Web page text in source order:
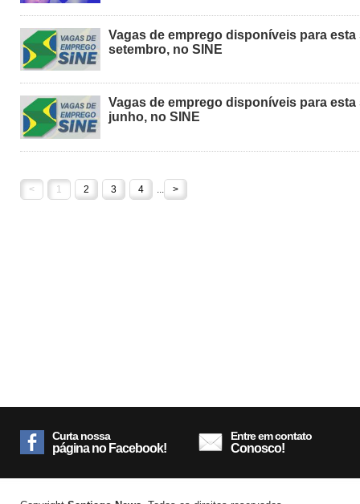
Vagas de emprego disponíveis para esta
setembro, no SINE
Vagas de emprego disponíveis para esta
junho, no SINE
< 1 2 3 4 ... >
Curta nossa
página no Facebook!
Entre em contato
Conosco!